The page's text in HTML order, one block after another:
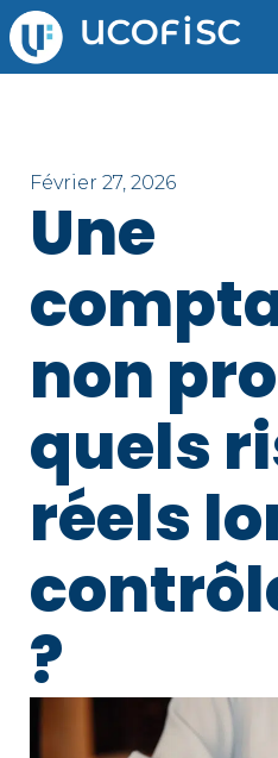
Février 27, 2026
Une
non
quels
réels
?